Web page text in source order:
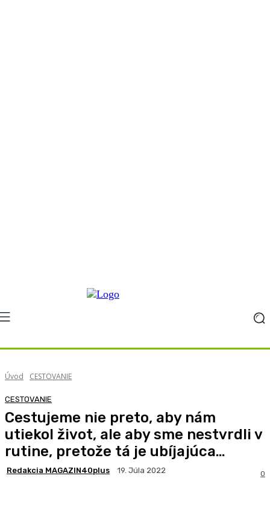
Úvod CESTOVANIE
CESTOVANIE
Cestujeme nie preto, aby nám
utiekol život, ale aby sme nestvrdli v
rutine, pretože tá je ubíjajúca…
Redakcia MAGAZIN40plus 19. Júla 2022 0